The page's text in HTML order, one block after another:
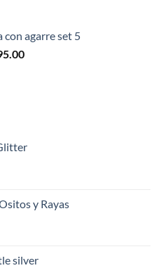
con agarre set 5
El
y Rayas
silver